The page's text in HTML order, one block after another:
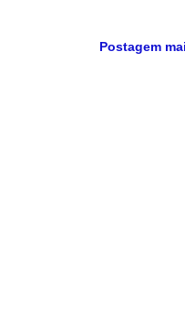
Postagem